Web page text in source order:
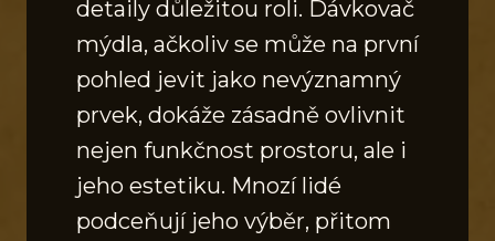
detaily důležitou roli. Dávkovač
mýdla, ačkoliv se může na první
pohled jevit jako nevýznamný
prvek, dokáže zásadně ovlivnit
nejen funkčnost prostoru, ale i
jeho estetiku. Mnozí lidé
podceňují jeho výběr, přitom